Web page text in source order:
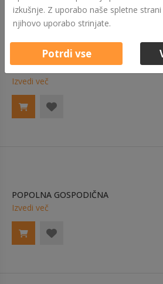
KLINC, PA ŠE TRST! - ZADNJI KOSI
Izvedi več
POPOLNA GOSPODIČNA
Izvedi več
izkušnje. Z uporabo naše spletne
njihovo uporabo strinjate.
Potrdi vse